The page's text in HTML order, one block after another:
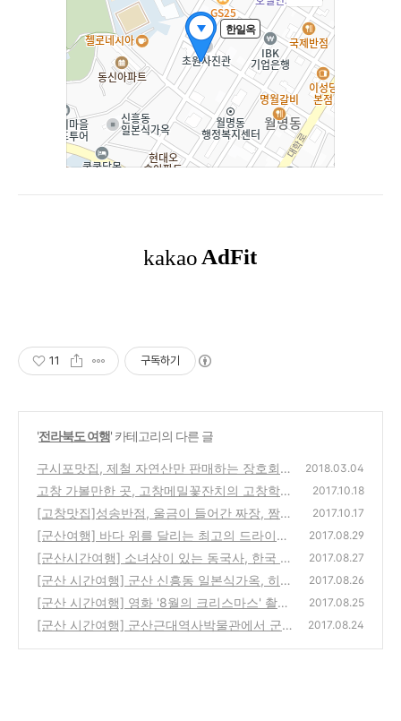
11 구독하기
'전라북도 여행' 카테고리의 다른 글
구시포맛집, 제철 자연산만 판매하는 장호회수
산
(14)
2018.03.04
고창 가볼만한 곳, 고창메밀꽃잔치의 고창학원
농장
(10)
2017.10.18
[고창맛집]성송반점, 울금이 들어간 짜장, 짬뽕
(10)
2017.10.17
[군산여행] 바다 위를 달리는 최고의 드라이브
코스, 새만금방조제
(10)
2017.08.29
[군산시간여행] 소녀상이 있는 동국사, 한국 유
일의 일본식 사찰
(2)
2017.08.27
[군산 시간여행] 군산 신흥동 일본식가옥, 히로
쓰가옥
(8)
2017.08.26
[군산 시간여행] 영화 '8월의 크리스마스' 촬영
지 '초원사진관'
(8)
2017.08.25
[군산 시간여행] 군산근대역사박물관에서 군
2017.08.24